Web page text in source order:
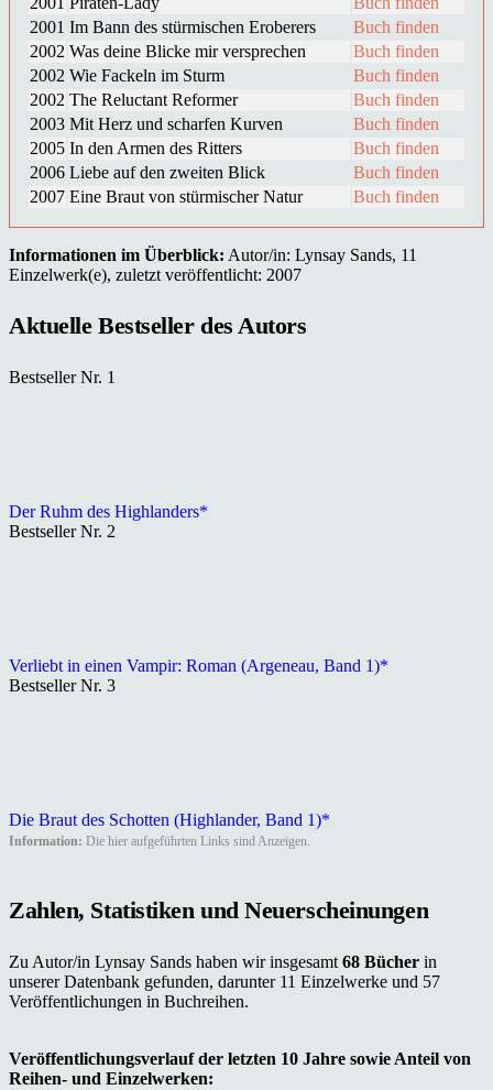
2001 Im Bann des stürmischen Eroberers
Buch finden
2002 Was deine Blicke mir versprechen
Buch finden
2002 Wie Fackeln im Sturm
Buch finden
2002 The Reluctant Reformer
Buch finden
2003 Mit Herz und scharfen Kurven
Buch finden
2005 In den Armen des Ritters
Buch finden
2006 Liebe auf den zweiten Blick
Buch finden
2007 Eine Braut von stürmischer Natur Buch finden
Informationen im Überblick: Autor/in: Lynsay Sands, 11
Einzelwerk(e), zuletzt veröffentlicht: 2007
Aktuelle Bestseller des Autors
Bestseller Nr. 1
Der Ruhm des Highlanders*
Bestseller Nr. 2
Verliebt in einen Vampir: Roman (Argeneau, Band 1)*
Bestseller Nr. 3
Die Braut des Schotten (Highlander, Band 1)*
Information: Die hier aufgeführten Links sind Anzeigen.
Zahlen, Statistiken und Neuerscheinungen
Zu Autor/in Lynsay Sands haben wir insgesamt 68 Bücher in
unserer Datenbank gefunden, darunter 11 Einzelwerke und 57
Veröffentlichungen in Buchreihen.
Veröffentlichungsverlauf der letzten 10 Jahre sowie Anteil von
Reihen- und Einzelwerken: